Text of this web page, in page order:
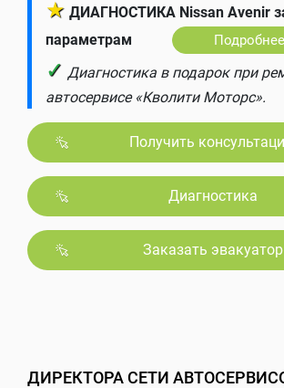
★ ДИАГНОСТИКА Nissan Avenir
параметрам
Подробнее
✓ Диагностика в подарок при
автосервисе «Кволити Моторс».
Получить
Диагностика
Заказать эвакуатор
ДИРЕКТОРА СЕТИ